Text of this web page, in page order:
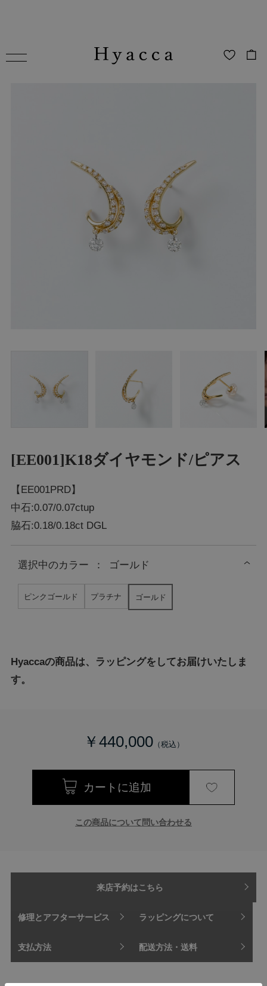
[EE001]K18ダイヤモンド/ピアス
【EE001PRD】
中石:0.07/0.07ctup
脇石:0.18/0.18ct DGL
選択中のカラー ： ゴールド
ピンクゴールド プラチナ ゴールド
Hyaccaの商品は、ラッピングをしてお届けいたしま
す。
￥440,000
この商品について問い合わせる
来店予約はこちら
修理とアフターサービス ラッピングについて
支払方法 配送方法・送料